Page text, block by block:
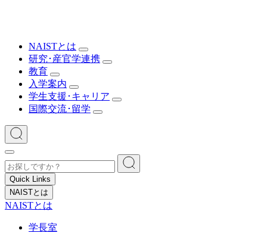
NAISTとは
研究･産官学連携
教育
入学案内
学生支援･キャリア
国際交流･留学
Quick Links
NAISTとは
NAISTとは
学長室